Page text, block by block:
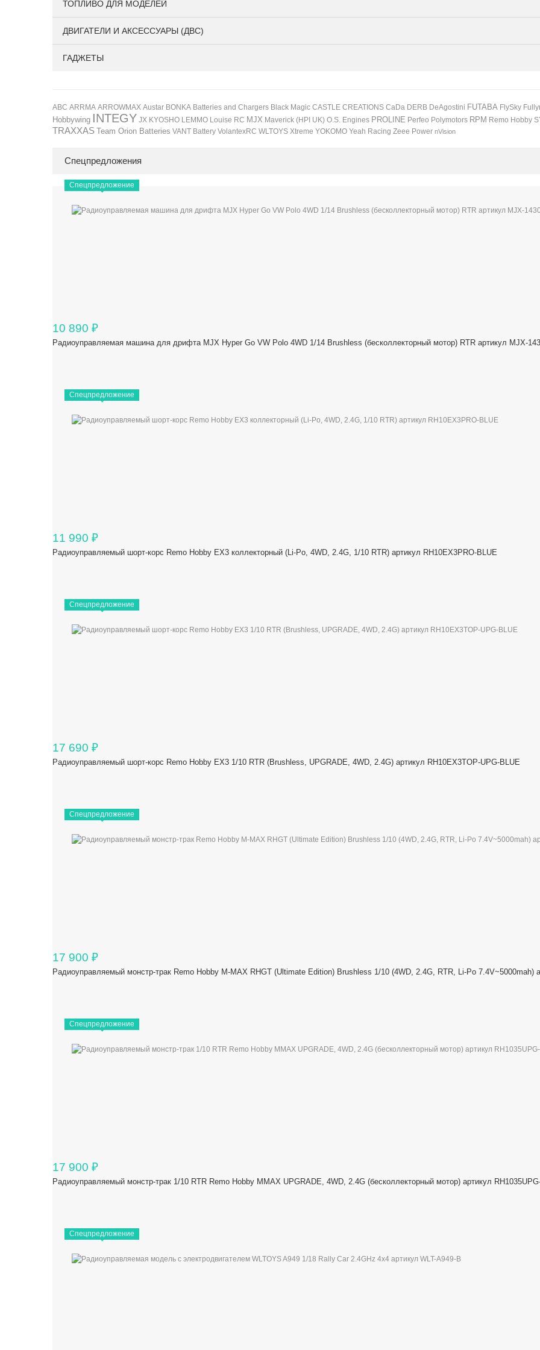
ТОПЛИВО ДЛЯ МОДЕЛЕЙ
ДВИГАТЕЛИ И АКСЕССУАРЫ (ДВС)
ГАДЖЕТЫ
ABC ARRMA ARROWMAX Austar BONKA Batteries and Chargers Black Magic CASTLE CREATIONS CaDa DERB DeAgostini FUTABA FlySky
Hobbywing INTEGY JX KYOSHO LEMMO Louise RC MJX Maverick (HPI UK) O.S. Engines PROLINE Perfeo Polymotors RPM Remo Hobby
TRAXXAS Team Orion Batteries VANT Battery VolantexRC WLTOYS Xtreme YOKOMO Yeah Racing Zeee Power nVision
Спецпредложения
Спецпредложение
10 890 ₽
Радиоуправляемая машина для дрифта MJX Hyper Go VW Polo 4WD 1/14 Brushless (бесколлекторный мотор) RTR артикул MJX-
Спецпредложение
11 990 ₽
Радиоуправляемый шорт-корс Remo Hobby EX3 коллекторный (Li-Po, 4WD, 2.4G, 1/10 RTR) артикул RH10EX3PRO-BLUE
Спецпредложение
17 690 ₽
Радиоуправляемый шорт-корс Remo Hobby EX3 1/10 RTR (Brushless, UPGRADE, 4WD, 2.4G) артикул RH10EX3TOP-UPG-BLUE
Спецпредложение
17 900 ₽
Радиоуправляемый монстр-трак Remo Hobby M-MAX RHGT (Ultimate Edition) Brushless 1/10 (4WD, 2.4G, RTR, Li-Po 7.4V~5000mah)
Спецпредложение
17 900 ₽
Радиоуправляемый монстр-трак 1/10 RTR Remo Hobby MMAX UPGRADE, 4WD, 2.4G (бесколлекторный мотор) артикул
Спецпредложение